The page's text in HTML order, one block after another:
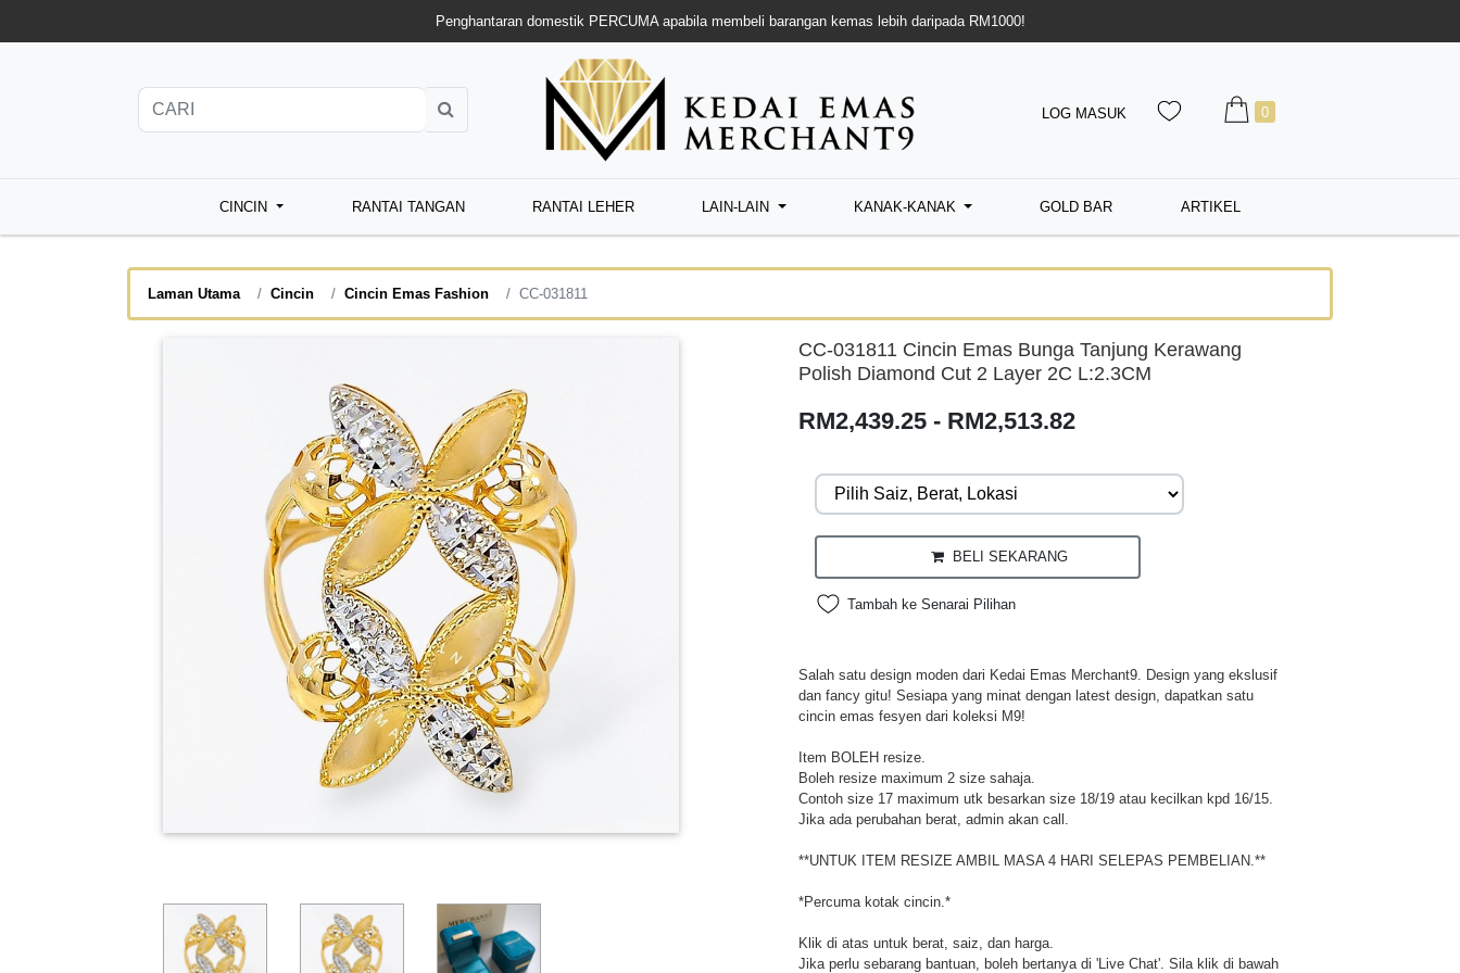
Penghantaran domestik PERCUMA apabila membeli barangan kemas lebih daripada RM1000!
LOG MASUK 0
CINCIN RANTAI TANGAN RANTAI LEHER LAIN-LAIN KANAK-KANAK GOLD BAR ARTIKEL
Laman Utama Cincin Cincin Emas Fashion CC-031811
CC-031811 Cincin Emas Bunga Tanjung Kerawang
Polish Diamond Cut 2 Layer 2C L:2.3CM
RM2,439.25 - RM2,513.82
BELI SEKARANG
Tambah ke Senarai Pilihan
Salah satu design moden dari Kedai Emas Merchant9. Design yang ekslusif
dan fancy gitu! Sesiapa yang minat dengan latest design, dapatkan satu
cincin emas fesyen dari koleksi M9!
Item BOLEH resize.
Boleh resize maximum 2 size sahaja.
Contoh size 17 maximum utk besarkan size 18/19 atau kecilkan kpd 16/15.
Jika ada perubahan berat, admin akan call.
**UNTUK ITEM RESIZE AMBIL MASA 4 HARI SELEPAS PEMBELIAN.**
*Percuma kotak cincin.*
Klik di atas untuk berat, saiz, dan harga.
Jika perlu sebarang bantuan, boleh bertanya di 'Live Chat'. Sila klik di bawah